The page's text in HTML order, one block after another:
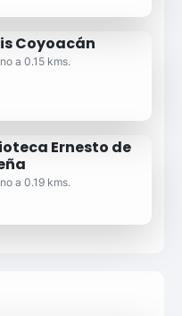
Coyoacán
a 0.15 kms.
Ernesto de
a 0.19 kms.